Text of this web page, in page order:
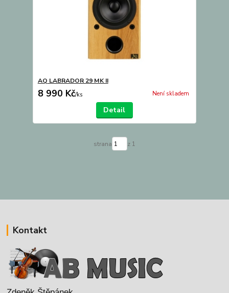
AQ LABRADOR 29 MK II
8 990 Kč/ks Není skladem
Detail
strana z 1
Kontakt